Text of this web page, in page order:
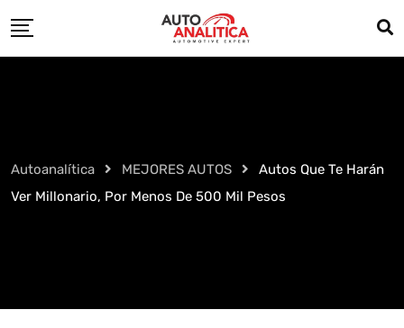
to
Autoanalítica MEJORES AUTOS
Autos Que Te Harán
Ver Millonario, Por Menos De 500 Mil Pesos